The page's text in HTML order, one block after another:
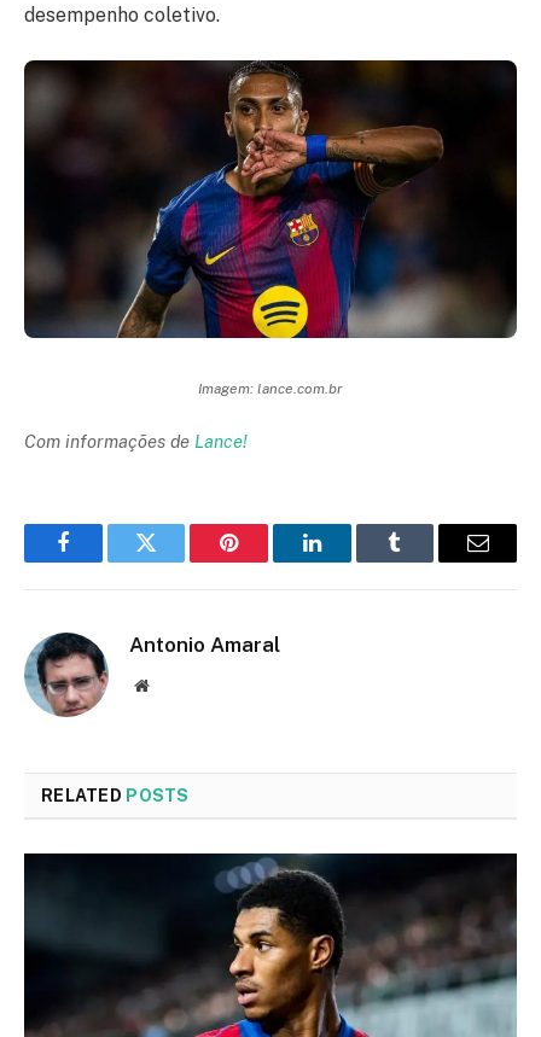
desempenho coletivo.
Imagem: lance.com.br
Com informações de Lance!
FacebookTwitter Pinterest LinkedInTumblr Email
Antonio Amaral
Website
RELATED POSTS